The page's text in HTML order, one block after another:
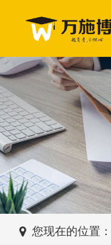
您现在的位置：